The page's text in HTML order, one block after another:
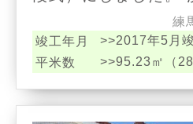
練
竣工年月
>>2017年5月
平米数
>>95.23㎡（